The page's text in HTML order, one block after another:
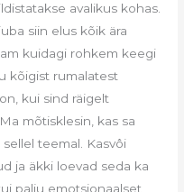
avalikus kohas.
siin elus kõik ära
kuidagi rohkem keegi
kõigist rumalatest
kui sind räigelt
mõtisklesin, kas sa
teemal. Kasvôi
ja äkki loevad seda ka
palju emotsionaalset